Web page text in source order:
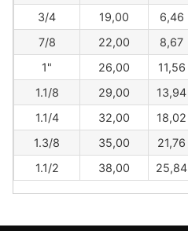
3/4
19,00 6,46
7/8
22,00 8,67
1"
26,00 11,56
1.1/8
29,00 13,94
1.1/4
32,00 18,02
1.3/8
35,00 21,76
1.1/2
38,00 25,84